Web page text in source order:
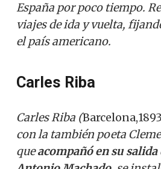
España por poco tiempo.
viajes de ida y vuelta,
el país americano.
Carles Riba
Carles Riba (
con la también poeta
queacompañó en su salida